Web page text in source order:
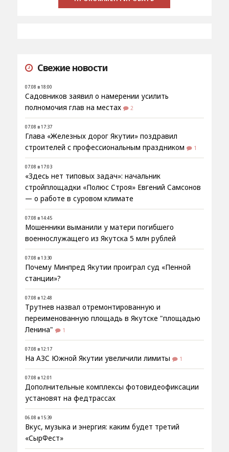
Свежие новости
07.08 в 18:00
Садовников заявил о намерении усилить
полномочия глав на местах
2
07.08 в 17:37
Глава «Железных дорог Якутии» поздравил
строителей с профессиональным праздником
1
07.08 в 17:03
«Здесь нет типовых задач»: начальник
стройплощадки «Полюс Строя» Евгений Самсонов
— о работе в суровом климате
07.08 в 14:45
Мошенники выманили у матери погибшего
военнослужащего из Якутска 5 млн рублей
07.08 в 13:30
Почему Минпред Якутии проиграл суд «Пенной
станции»?
07.08 в 12:48
Трутнев назвал отремонтированную и
переименованную площадь в Якутске "площадью
Ленина"
1
07.08 в 12:17
На АЗС Южной Якутии увеличили лимиты 1
07.08 в 12:01
Дополнительные комплексы фотовидеофиксации
установят на федтрассах
06.08 в 15:39
Вкус, музыка и энергия: каким будет третий
«СырФест»